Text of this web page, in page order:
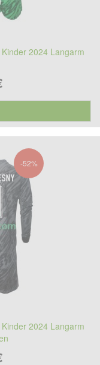
2024 Langarm
-52%
2024 Langarm